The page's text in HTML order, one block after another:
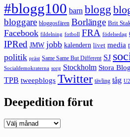
#blogg100 barn blogg
bloggare bloggosfären Borlänge Brit
Facebook fildelning fotboll FRA födelsedag
IPRed JMW jobb kalendern livet media
politik präst Same Same But Different SJ
Socialdemokraterna sorg Stockholm Stora
TPB tweepblogs Twitter tävling tåg U2
Deepedition förut
Deepedition